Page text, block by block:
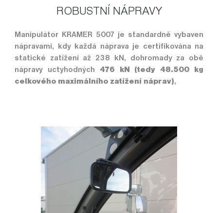
ROBUSTNÍ NÁPRAVY
Manipulátor KRAMER 5007 je standardně vybaven
nápravami, kdy každá náprava je certifikována na
statické zatížení až 238 kN, dohromady za obě
nápravy uctyhodných 476 kN (tedy 48.500 kg
celkového maximálního zatížení náprav),